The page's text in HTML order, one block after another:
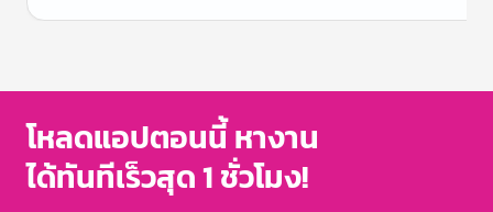
of
โหลดแอปตอนนี้ หางาน
ได้ทันทีเร็วสุด 1 ชั่วโมง!